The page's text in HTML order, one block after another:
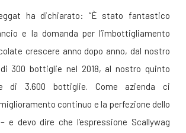
ha dichiarato: “È stato fantastico
e la domanda per l’imbottigliamento
crescere anno dopo anno, dal nostro
300 bottiglie nel 2018, al nostro quinto
di 3.600 bottiglie. Come azienda ci
continuo e la perfezione dello
e devo dire che l’espressione Scallywag